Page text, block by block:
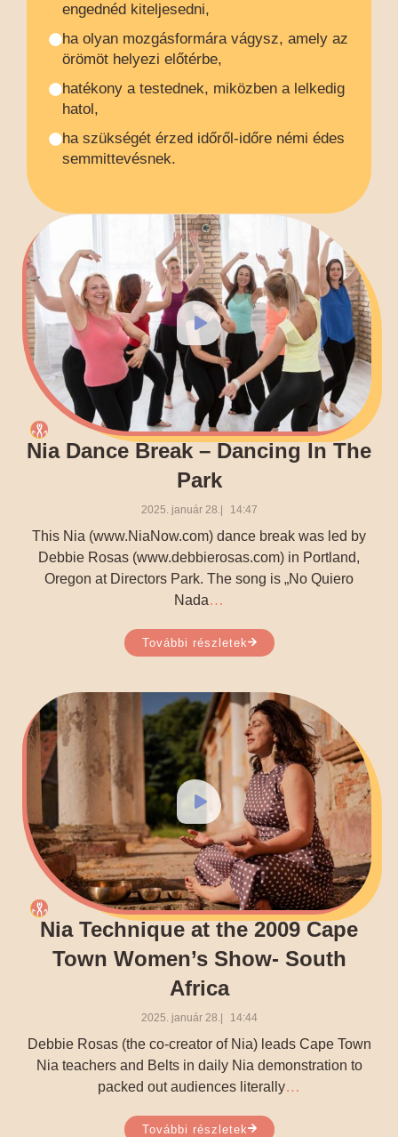
Nia Dance Break – Dancing In The
Park
2025. január 28. 14:47
This Nia (www.NiaNow.com) dance break was led by
Debbie Rosas (www.debbierosas.com) in Portland,
Oregon at Directors Park. The song is „No Quiero
Nada…
További részletek
Nia Technique at the 2009 Cape
Town Women’s Show- South
Africa
2025. január 28. 14:44
Debbie Rosas (the co-creator of Nia) leads Cape Town
Nia teachers and Belts in daily Nia demonstration to
packed out audiences literally…
További részletek
engednéd kiteljesedni,
ha olyan mozgásformára vágysz, amely az
örömöt helyezi előtérbe,
hatékony a testednek, miközben a lelkedig
hatol,
ha szükségét érzed időről-időre némi édes
semmittevésnek.